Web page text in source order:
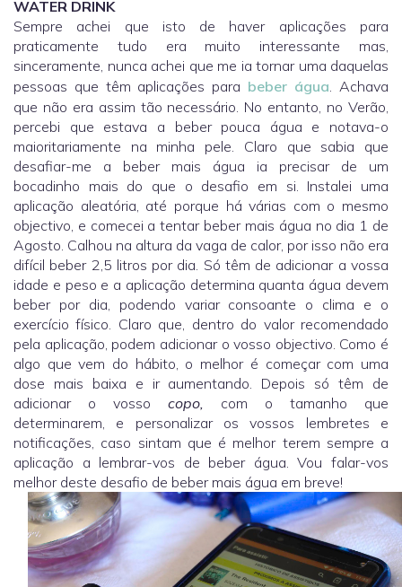
WATER DRINK
Sempre achei que isto de haver aplicações para
praticamente tudo era muito interessante mas,
sinceramente, nunca achei que me ia tornar uma daquelas
pessoas que têm aplicações para beber água . Achava
que não era assim tão necessário. No entanto, no Verão,
percebi que estava a beber pouca água e notava-o
maioritariamente na minha pele. Claro que sabia que
desafiar-me a beber mais água ia precisar de um
bocadinho mais do que o desafio em si. Instalei uma
aplicação aleatória, até porque há várias com o mesmo
objectivo, e comecei a tentar beber mais água no dia 1 de
Agosto. Calhou na altura da vaga de calor, por isso não era
difícil beber 2,5 litros por dia. Só têm de adicionar a vossa
idade e peso e a aplicação determina quanta água devem
beber por dia, podendo variar consoante o clima e o
exercício físico. Claro que, dentro do valor recomendado
pela aplicação, podem adicionar o vosso objectivo. Como é
algo que vem do hábito, o melhor é começar com uma
dose mais baixa e ir aumentando. Depois só têm de
adicionar o vosso copo, com o tamanho que
determinarem, e personalizar os vossos lembretes e
notificações, caso sintam que é melhor terem sempre a
aplicação a lembrar-vos de beber água. Vou falar-vos
melhor deste desafio de beber mais água em breve!